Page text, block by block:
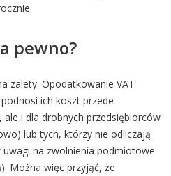
pewno?
zalety. Opodatkowanie VAT
ich koszt przede
i dla drobnych przedsiębiorców
lub tych, którzy nie odliczają
uwagi na zwolnienia podmiotowe
Można więc przyjąć, że